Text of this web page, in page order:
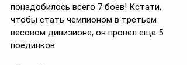
понадобилось всего 7 боев! Кстати,
чтобы стать чемпионом в третьем
весовом дивизионе, он провел еще 5
поединков.